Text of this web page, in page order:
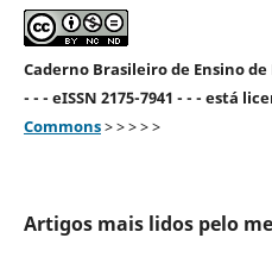
Caderno Brasileiro de Ensino
- - - eISSN 2175-7941 - - - está
Commons> > > > >
Artigos mais lidos pelo